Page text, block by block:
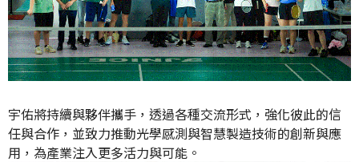
宇佑將持續與夥伴攜手，透過各種交流形式，強化彼此的信
任與合作，並致力推動光學感測與智慧製造技術的創新與應
用，為產業注入更多活力與可能。